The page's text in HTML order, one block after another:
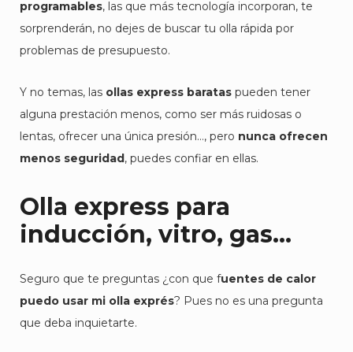
programables, las que más tecnología incorporan, te
sorprenderán, no dejes de buscar tu olla rápida por
problemas de presupuesto.
Y no temas, las ollas express baratas pueden tener
alguna prestación menos, como ser más ruidosas o
lentas, ofrecer una única presión…, pero nunca ofrecen
menos seguridad, puedes confiar en ellas.
Olla express para
inducción, vitro, gas…
Seguro que te preguntas ¿con que fuentes de calor
puedo usar mi olla exprés? Pues no es una pregunta
que deba inquietarte.